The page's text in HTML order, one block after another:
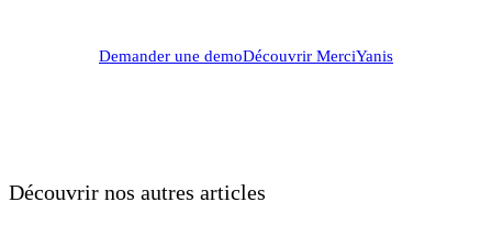
Demander une demoDécouvrir MerciYanis
Découvrir nos autres articles